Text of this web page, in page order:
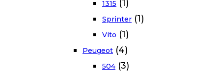
1315 (1)
Sprinter (1)
Vito (1)
Peugeot (4)
504 (3)